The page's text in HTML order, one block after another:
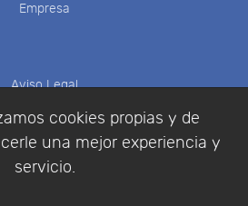
cookies propias y de
una mejor experiencia y
servicio.
Empresa
Aviso Legal
de Privacidad
de compra
Identificarse